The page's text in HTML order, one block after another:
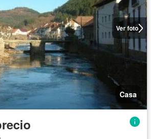
Ver foto
Casa